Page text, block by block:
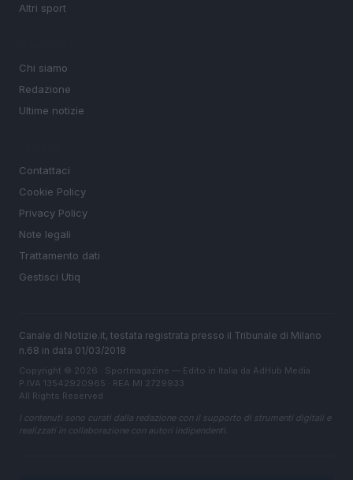
Altri sport
Chi siamo
Redazione
Ultime notizie
Contattaci
Cookie Policy
Privacy Policy
Note legali
Trattamento dati
Gestisci Utiq
Canale di Notizie.it, testata registrata presso il Tribunale di Milano
n.68 in data 01/03/2018
Copyright © 2026 · Sportmagazine — Edito in Italia da AdHub Media
P.IVA 13542920965 · REA MI 2729933
All Rights Reserved
I contenuti sono curati dalla redazione con il supporto di strumenti digitali e
realizzati in collaborazione con autori indipendenti.